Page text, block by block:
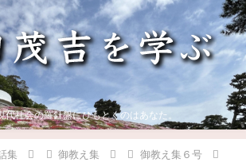
代社会の羅針盤にひもとくのはあなた。
集 御教え集
御教え集６号